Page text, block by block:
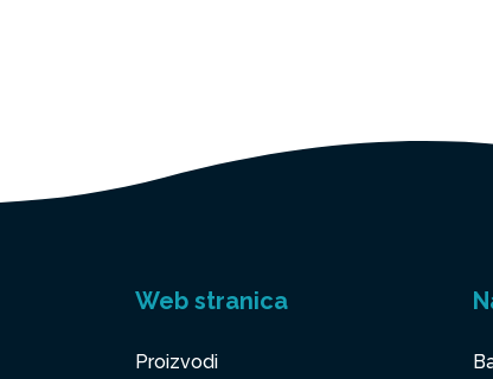
Web stranica
Proizvodi